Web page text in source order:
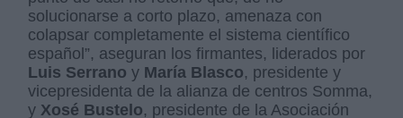
solucionarse a corto plazo, amenaza con
colapsar completamente el sistema científico
español”, aseguran los firmantes, liderados por
Luis Serranoy María Blasco, presidente y
vicepresidenta de la alianza de centros Somma,
y Xosé Bustelo, presidente de la Asociación